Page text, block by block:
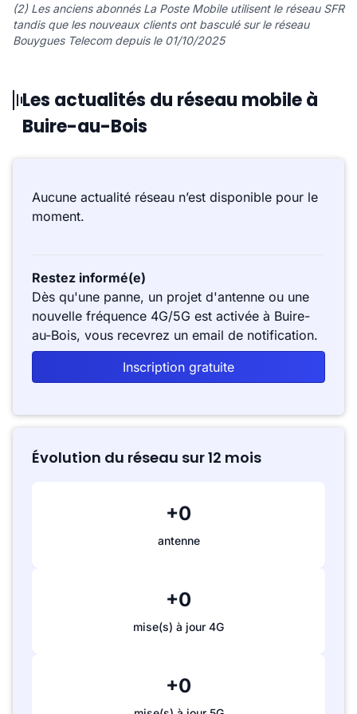
(2) Les anciens abonnés La Poste Mobile utilisent le réseau SFR
tandis que les nouveaux clients ont basculé sur le réseau
Bouygues Telecom depuis le 01/10/2025
Les actualités du réseau mobile à
Buire-au-Bois
Aucune actualité réseau n’est disponible pour le
moment.
Restez informé(e)
Dès qu'une panne, un projet d'antenne ou une
nouvelle fréquence 4G/5G est activée à Buire-
au-Bois, vous recevrez un email de notification.
Inscription gratuite
Évolution du réseau sur 12 mois
+0
antenne
+0
mise(s) à jour 4G
+0